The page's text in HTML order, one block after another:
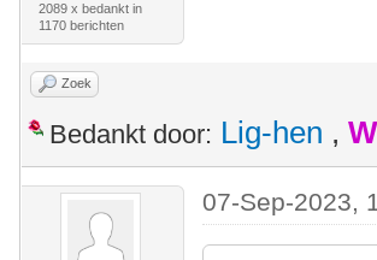
2089 x bedankt in
1170 berichten
Zoek
Bedankt door: Lig-hen ,
07-Sep-2023,